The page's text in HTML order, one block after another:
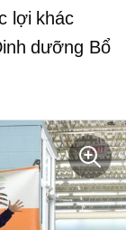
lợi khác
dưỡng Bổ